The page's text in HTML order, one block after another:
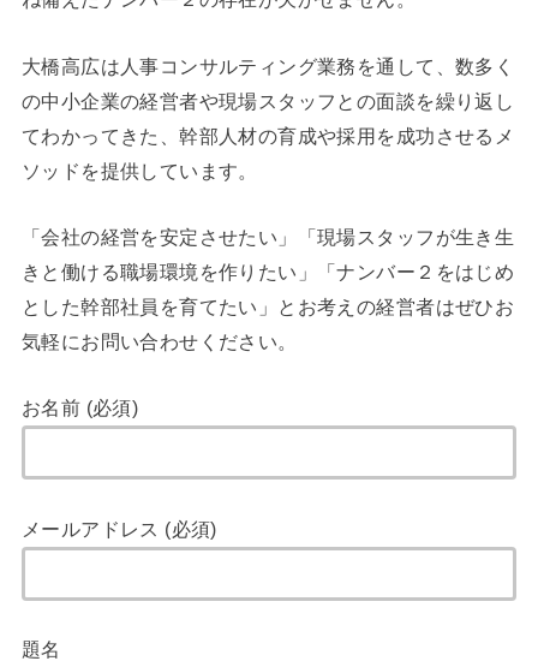
大橋高広は人事コンサルティング業務を通して、数多く
の中小企業の経営者や現場スタッフとの面談を繰り返し
てわかってきた、幹部人材の育成や採用を成功させるメ
ソッドを提供しています。
「会社の経営を安定させたい」「現場スタッフが生き生
きと働ける職場環境を作りたい」「ナンバー２をはじめ
とした幹部社員を育てたい」とお考えの経営者はぜひお
気軽にお問い合わせください。
お名前 (必須)
メールアドレス (必須)
題名